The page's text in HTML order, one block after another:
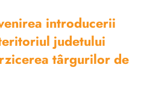
introducerii
judetului
târgurilor de